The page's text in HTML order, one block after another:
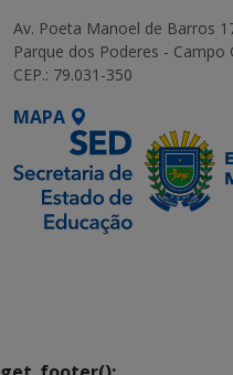
Av. Poeta Manoel de Barros
Parque dos Poderes - Campo
CEP.: 79.031-350
MAPA